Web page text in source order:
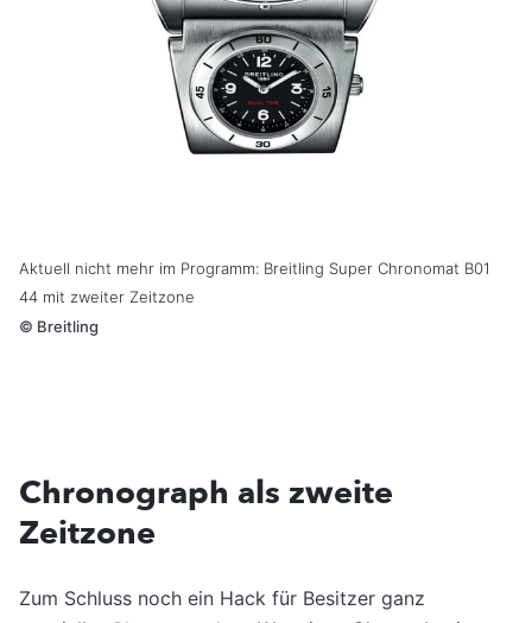
Aktuell nicht mehr im Programm: Breitling Super Chronomat B01
44 mit zweiter Zeitzone
© Breitling
Chronograph als zweite
Zeitzone
Zum Schluss noch ein Hack für Besitzer ganz